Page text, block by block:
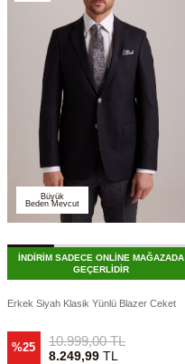
Büyük
Beden Mevcut
İNDİRİM SADECE ONLİNE MAĞAZADA
GEÇERLİDİR
Erkek Siyah Klasik Yünlü Blazer Ceket
%25 10.999,00TL
8.249,99TL